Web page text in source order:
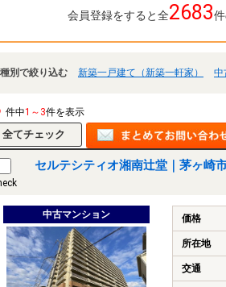
会員登録をすると全2683
種別で絞り込む 新築一戸建て（新築一軒家） 中
件中1～3件を表示
セルテシティオ湘南辻堂｜茅ヶ崎
中古マンション 価格
所在地
交通